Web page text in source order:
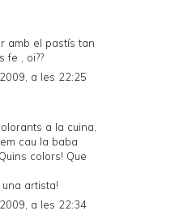
amb el pastís tan
fe , oi??
a les 22:25
a la cuina,
cau la baba
colors! Que
artista!
a les 22:34